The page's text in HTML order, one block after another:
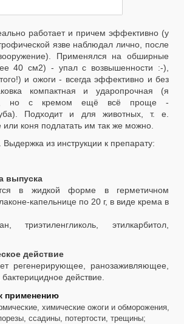
работает и причем эффективно (у
язве наблюдал лично, после
Применялся на обширные
40 см2) - упал с возвышенности :-),
и ожоги - всегда эффективно и без
компактная и ударопрочная (я
но с кремом ещё всё проще -
Подходит и для животных, т. е.
или коня подлатать им так же можно.
Выдержка из инструкции к препарату:
выпуска
в жидкой форме в герметичном
капельнице по 20 г, в виде крема в
триэтиленгликоль, этилкарбитол,
действие
регенерирующее, ранозаживляющее,
действие.
применению
химические ожоги и обморожения,
ссадины, потертости, трещины;